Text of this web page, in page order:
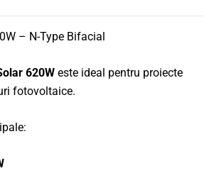
– N-Type Bifacial
620W este ideal pentru proiecte
fotovoltaice.